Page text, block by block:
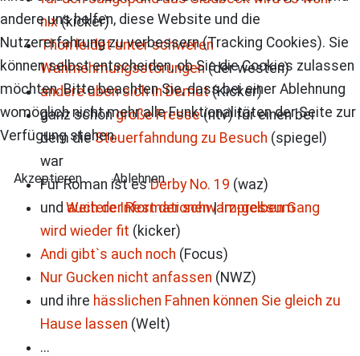
nix(kicker)
Thon leidet unter schweren
Wahrnehmungsstörungen(der westen)
andere üben sich in Demut(Kicker)
ganz schöngroße Fresse(ntv) für einen bei
dem dieSteuerfahndung zu Besuch (spiegel)
war
Für Roman ist esDerby No. 19 (waz)
undauch der Rest der schwarz-gelben Gang
wird wieder fit (kicker)
Andi gibt`s auch noch (Focus)
Nur Gucken nicht anfassen (NWZ)
und ihre hässlichen Fahnen können Sie gleich zu
Hause lassen (Welt)
...
andere uns helfen, diese Website und die
Nutzererfahrung zu verbessern (Tracking Cookies). Sie
können selbst entscheiden, ob Sie die Cookies zulassen
möchten. Bitte beachten Sie, dass bei einer Ablehnung
womöglich nicht mehr alle Funktionalitäten der Seite zur
Verfügung stehen.
Akzeptieren Ablehnen
Weitere Informationen|Impressum